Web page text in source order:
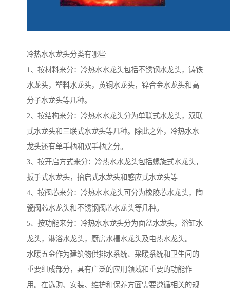
冷热水水龙头分类有哪些
1、按材料来分：冷热水水龙头包括不锈钢水龙头，铸铁
水龙头，塑料水龙头，黄铜水龙头，锌合金水龙头和高
分子水龙头等几种。
2、按结构来分：冷热水水龙头分为单联式水龙头，双联
式水龙头和三联式水龙头等几种。除此之外，冷热水水
龙头还有单手柄和双手柄之分。
3、按开启方式来分：冷热水水龙头包括螺旋式水龙头，
扳手式水龙头，抬启式水龙头和感应式水龙头等
4、按阀芯来分：冷热水水龙头可分为橡胶芯水龙头，陶
瓷阀芯水龙头和不锈钢阀芯水龙头等几种。
5、按功能来分：冷热水水龙头分为面盆水龙头，浴缸水
龙头，淋浴水龙头，厨房水槽水龙头及电热水龙头。
水暖五金作为建筑物供排水系统、采暖系统和卫生间的
重要组成部分，具有广泛的应用领域和重要的功能作
用。在选购、安装、维护和保养方面需要遵循相关的规